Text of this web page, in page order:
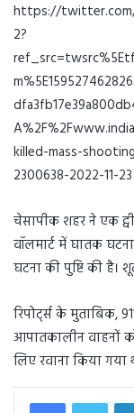
https://
2?
killed-mass-
2300638-2022-11-23
चेसापीक शहर ने एक
वॉलमार्ट में घातक
घटना की पुष्टि की है।
रिपोर्ट्स के मुताबिक,
आपातकालीन वाहनों
लिए रवाना किया गया